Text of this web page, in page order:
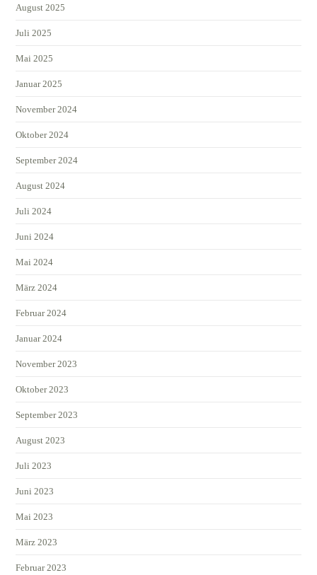
August 2025
Juli 2025
Mai 2025
Januar 2025
November 2024
Oktober 2024
September 2024
August 2024
Juli 2024
Juni 2024
Mai 2024
März 2024
Februar 2024
Januar 2024
November 2023
Oktober 2023
September 2023
August 2023
Juli 2023
Juni 2023
Mai 2023
März 2023
Februar 2023